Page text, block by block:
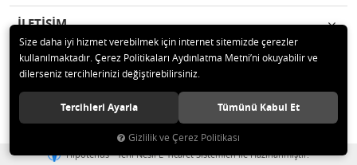
İLETİŞİM
© 2020 ESA ÖLÇÜM VE TEST CİHAZLARI ELEKTRONİK SAN TİC LTD ŞTİ
Tüm hakları saklıdır.
Hipotenüs Yeni Nesil E-Ticaret Sistemleri ile Hazırlanmıştır.
Size daha iyi hizmet verebilmek için internet sitemizde çerezler
kullanılmaktadır. Çerez Politikaları Aydınlatma Metni’ni okuyabilir ve
dilerseniz tercihlerinizi değiştirebilirsiniz.
Tercihleri Ayarla Tümünü Kabul Et
Gizlilik ve Çerez Politikası